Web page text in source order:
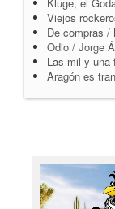
Viejos
De compras /
Odio / Jorge
Las mil y una
Aragón es